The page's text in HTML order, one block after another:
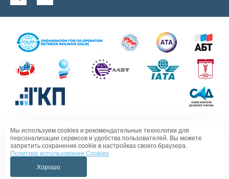
Политика в отношении обработки персональных данных
Мы используем cookies и рекомендательные технологии для
персонализации сервисов и удобства пользователей. Вы можете
запретить сохранение cookie в настройках своего браузера.
Политика использования Cookies
Хорошо